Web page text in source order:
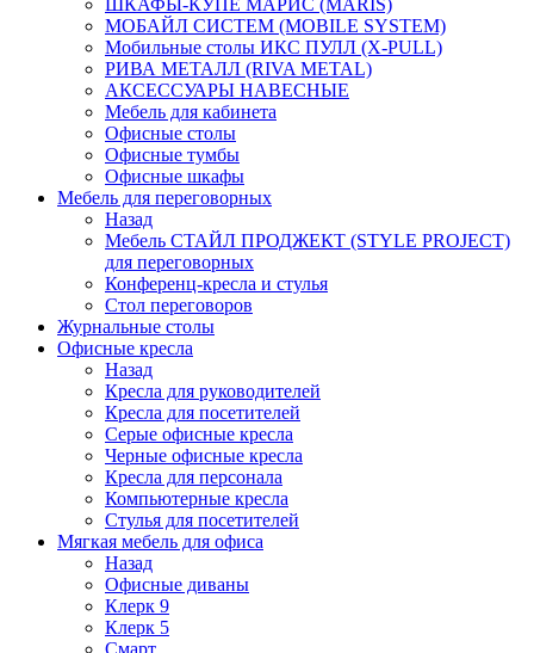
ШКАФЫ-КУПЕ МАРИС (MARIS)
МОБАЙЛ СИСТЕМ (MOBILE SYSTEM)
Мобильные столы ИКС ПУЛЛ (X-PULL)
РИВА МЕТАЛЛ (RIVA METAL)
АКСЕССУАРЫ НАВЕСНЫЕ
Мебель для кабинета
Офисные столы
Офисные тумбы
Офисные шкафы
Мебель для переговорных
Назад
Мебель СТАЙЛ ПРОДЖЕКТ (STYLE PROJECT)
для переговорных
Конференц-кресла и стулья
Стол переговоров
Журнальные столы
Офисные кресла
Назад
Кресла для руководителей
Кресла для посетителей
Серые офисные кресла
Черные офисные кресла
Кресла для персонала
Компьютерные кресла
Стулья для посетителей
Мягкая мебель для офиса
Назад
Офисные диваны
Клерк 9
Клерк 5
Смарт